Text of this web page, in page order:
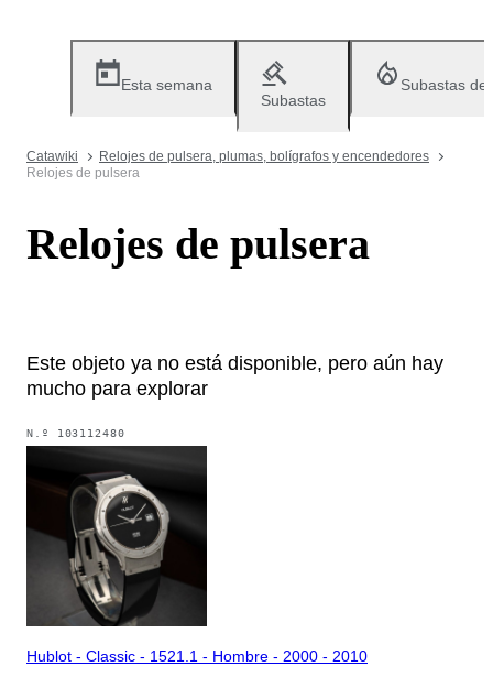
Esta semana
Subastas
Subastas
Catawiki
Relojes de pulsera, plumas, bolígrafos y encendedores
Relojes de pulsera
Relojes de pulsera
Este objeto ya no está disponible, pero aún hay
mucho para explorar
N.º 103112480
Hublot - Classic - 1521.1 - Hombre - 2000 - 2010